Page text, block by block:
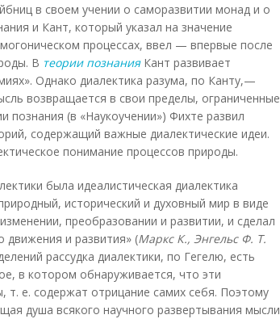
в своем учении о саморазвитии монад и о
и Кант, который указал на значение
процессах, ввел — впервые после
В теории познанияКант развивает
Однако диалектика разума, по Канту,—
возвращается в свои пределы, ограниченные
(в «Наукоучении») Фихте развил
содержащий важные диалектические идеи.
понимание процессов природы.
была идеалистическая диалектика
исторический и духовный мир в виде
преобразовании и развитии, и сделал
движения и развития» (Маркс К., Энгельс Ф. Т.
рассудка диалектики, по Гегелю, есть
в котором обнаруживается, что эти
т. е. содержат отрицание самих себя. Поэтому
душа всякого научного развертывания мысли